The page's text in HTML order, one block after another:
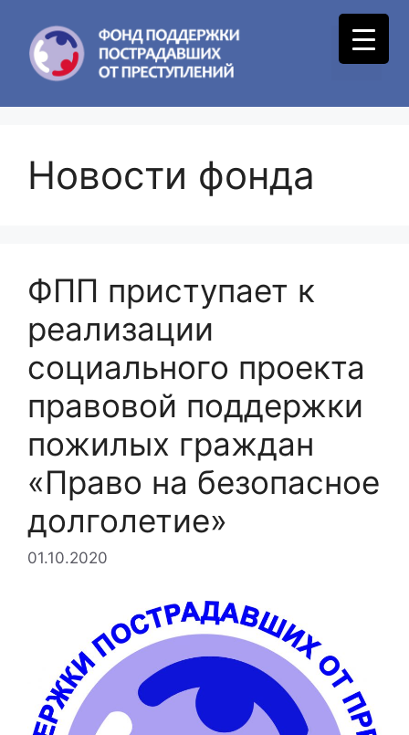
content
Menu
Новости фонда
ФПП приступает к
реализации
социального проекта
правовой поддержки
пожилых граждан
«Право на безопасное
долголетие»
01.10.2020